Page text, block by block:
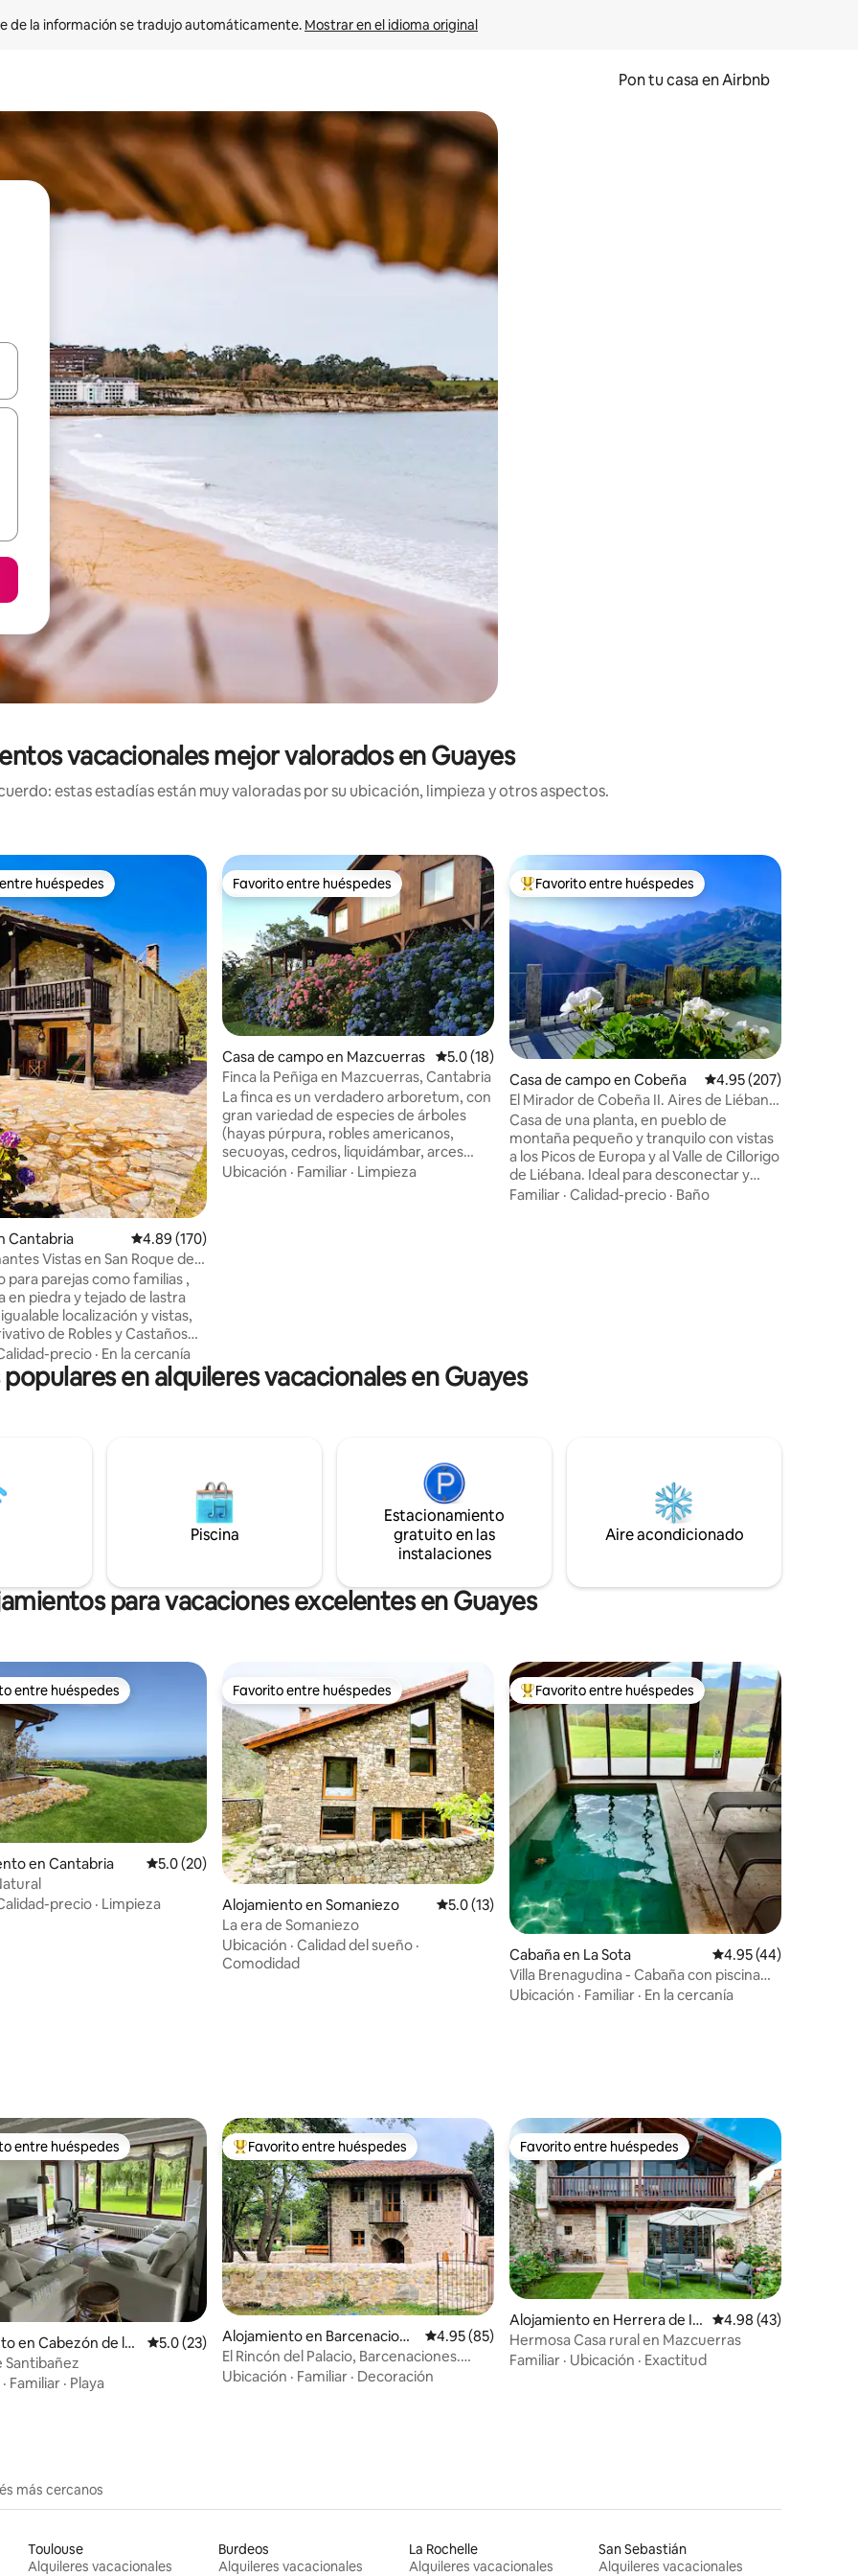
de la información se tradujo automáticamente. Mostrar en el idioma original
Pon tu casa en Airbnb
las teclas de flecha hacia arriba y hacia abajo o explora con el tacto o desliza el dedo.
vacacionales mejor valorados en Guayes
estas estadías están muy valoradas por su ubicación, limpieza y otros aspectos.
de 5, 131 reseñas
huéspedes
huéspedes
Cantabria Calificación promedio: 4.89 de 5, 170 reseñas
4.89 (170)
Vistas en San Roque de
para parejas como familias ,
en piedra y tejado de lastra
localización y vistas,
de Robles y Castaños
picnic propia, extensa finca
en un entorno
plantas,3 habitaciones
al valle y las
que toda la casa,un lujo
precio · En la cercanía
Favorito entre huéspedes
Favorito entre huéspedes
Casa de campo en Mazcuerras Calificación promedio: 5.0 de 5, 18 reseñas
5.0 (18)
Finca la Peñiga en Mazcuerras, Cantabria
La finca es un verdadero arboretum, con
gran variedad de especies de árboles
(hayas púrpura, robles americanos,
secuoyas, cedros, liquidámbar, arces
rojos, castaños ...), y de plantas en
Ubicación · Familiar · Limpieza
Favorito entre huéspedes preferido
Favorito entre huéspedes
Casa de campo en Cobeña Calificación promedio:
4.95 (207)
El Mirador de Cobeña II. Aires de Liébana
en Picos
Casa de una planta, en pueblo de
montaña pequeño y tranquilo con vistas
a los Picos de Europa y al Valle de Cillorigo
de Liébana. Ideal para desconectar y
estar en contacto con la naturaleza.
Familiar · Calidad-precio · Baño
en alquileres vacacionales en Guayes
Piscina
Estacionamiento
gratuito en las
instalaciones
Aire acondicionado
para vacaciones excelentes en Guayes
de 5, 70 reseñas
huéspedes preferido
entre huéspedes
en Cantabria Calificación promedio: 5.0 de 5, 20 reseñas
5.0 (20)
precio · Limpieza
Favorito entre huéspedes
Favorito entre huéspedes
Alojamiento en Somaniezo Calificación promedio: 5.0 de 5, 13 reseñas
5.0 (13)
La era de Somaniezo
Ubicación · Calidad del sueño ·
Comodidad
Favorito entre huéspedes preferido
Favorito entre huéspedes
Cabaña en La Sota Calificación
4.95 (44)
Villa Brenagudina - Cabaña con piscina
climatizada
Ubicación · Familiar · En la cercanía
de 5, 34 reseñas
huéspedes preferido
entre huéspedes
en Cabezón de la
Calificación promedio: 5.0 de 5, 23 reseñas
5.0 (23)
Santibañez
· Familiar · Playa
Favorito entre huéspedes preferido
Favorito entre huéspedes
Alojamiento en Barcenacione
s
Calificación promedio: 4.95 de 5, 85 reseñas
4.95 (85)
El Rincón del Palacio, Barcenaciones.
Cantabria
Ubicación · Familiar · Decoración
Favorito entre huéspedes
Favorito entre huéspedes
Alojamiento en Herrera de Ibi
o
Calificación
4.98 (43)
Hermosa Casa rural en Mazcuerras
Familiar · Ubicación · Exactitud
más cercanos
Toulouse
Alquileres vacacionales
Burdeos
Alquileres vacacionales
La Rochelle
Alquileres vacacionales
San Sebastián
Alquileres vacacionales